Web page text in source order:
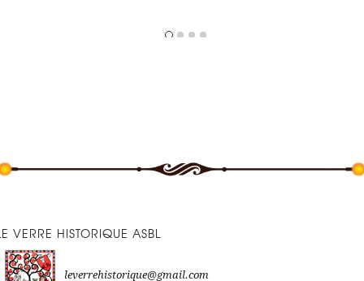
VERRE HISTORIQUE ASBL
leverrehistorique@gmail.com